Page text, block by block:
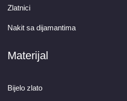
Zlatnici
Nakit sa dijamantima
Materijal
Bijelo zlato